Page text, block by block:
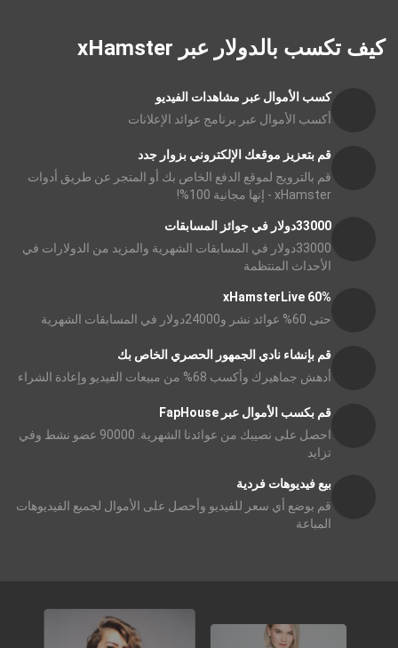
كيف تكسب بالدولار عبر xHamster
كسب الأموال عبر مشاهدات الفيديو
أكسب الأموال عبر برنامج عوائد الإعلانات
قم بتعزيز موقعك الإلكتروني بزوار جدد
قم بالترويج لموقع الدفع الخاص بك أو المتجر عن طريق أدوات
xHamster - إنها مجانية 100%!
33000دولار في جوائز المسابقات
33000دولار في المسابقات الشهرية والمزيد من الدولارات في
الأحداث المنتظمة
xHamsterLive 60%
حتى 60% عوائد نشر و24000دولار في المسابقات الشهرية
قم بإنشاء نادي الجمهور الحصري الخاص بك
أدهش جماهيرك وأكسب 68% من مبيعات الفيديو وإعادة الشراء
قم بكسب الأموال عبر FapHouse
احصل على نصيبك من عوائدنا الشهرية. 90000 عضو نشط وفي
تزايد
بيع فيديوهات فردية
قم بوضع أي سعر للفيديو وأحصل على الأموال لجميع الفيديوهات
المباعة